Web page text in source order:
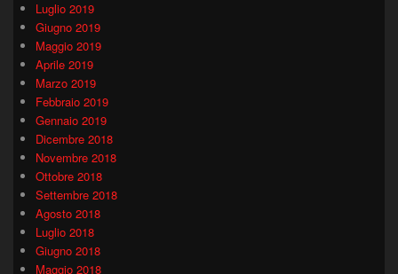
Luglio 2019
Giugno 2019
Maggio 2019
Aprile 2019
Marzo 2019
Febbraio 2019
Gennaio 2019
Dicembre 2018
Novembre 2018
Ottobre 2018
Settembre 2018
Agosto 2018
Luglio 2018
Giugno 2018
Maggio 2018